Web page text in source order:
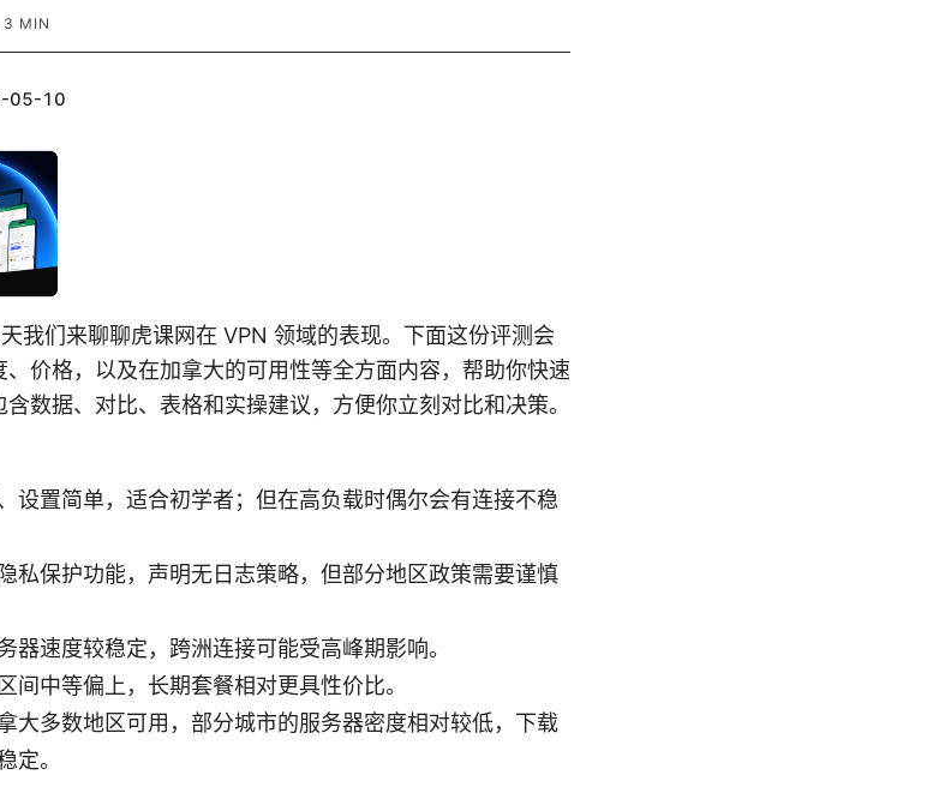
3 MIN
05-10
我们来聊聊虎课网在 VPN 领域的表现。下面这份评测会
价格，以及在加拿大的可用性等全方面内容，帮助你快速
数据、对比、表格和实操建议，方便你立刻对比和决策。
设置简单，适合初学者；但在高负载时偶尔会有连接不稳
私保护功能，声明无日志策略，但部分地区政策需要谨慎
器速度较稳定，跨洲连接可能受高峰期影响。
间中等偏上，长期套餐相对更具性价比。
大多数地区可用，部分城市的服务器密度相对较低，下载
定。